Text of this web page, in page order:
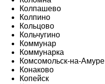
Колпашево
Колпино
Кольцово
Кольчугино
Коммунар
Коммунарка
Комсомольск-на-Амуре
Конаково
Копейск